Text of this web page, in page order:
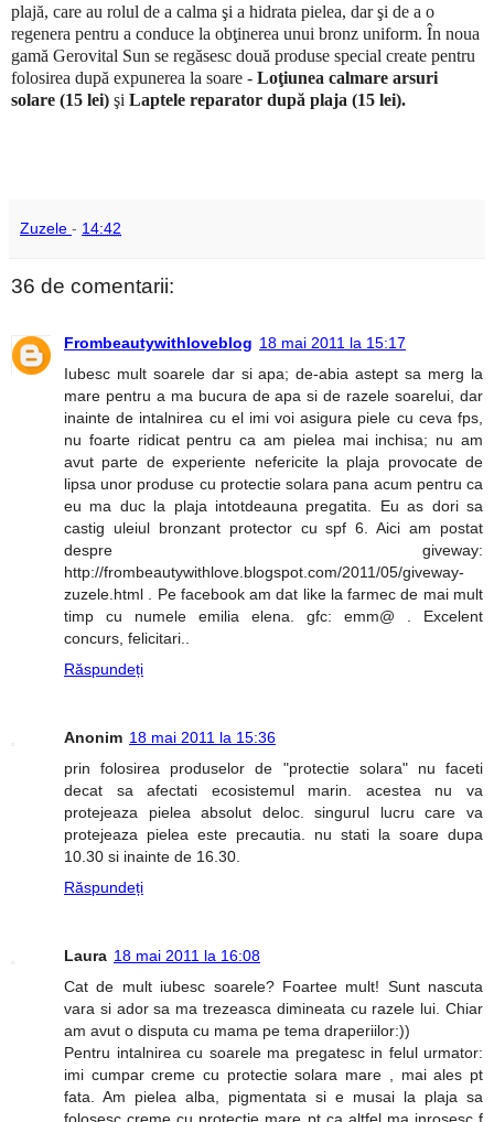
plajă, care au rolul de a calma şi a hidrata pielea, dar şi de a o
regenera pentru a conduce la obţinerea unui bronz uniform. În noua
gamă Gerovital Sun se regăsesc două produse special create pentru
folosirea după expunerea la soare - Loţiunea calmare arsuri
solare (15 lei) şi Laptele reparator după plaja (15 lei).
Zuzele - 14:42
36 de comentarii:
Frombeautywithloveblog 18 mai 2011 la 15:17
Iubesc mult soarele dar si apa; de-abia astept sa merg la
mare pentru a ma bucura de apa si de razele soarelui, dar
inainte de intalnirea cu el imi voi asigura piele cu ceva fps,
nu foarte ridicat pentru ca am pielea mai inchisa; nu am
avut parte de experiente nefericite la plaja provocate de
lipsa unor produse cu protectie solara pana acum pentru ca
eu ma duc la plaja intotdeauna pregatita. Eu as dori sa
castig uleiul bronzant protector cu spf 6. Aici am postat
despre giveway:
http://frombeautywithlove.blogspot.com/2011/05/giveway-
zuzele.html . Pe facebook am dat like la farmec de mai mult
timp cu numele emilia elena. gfc: emm@ . Excelent
concurs, felicitari..
Răspundeți
Anonim 18 mai 2011 la 15:36
prin folosirea produselor de "protectie solara" nu faceti
decat sa afectati ecosistemul marin. acestea nu va
protejeaza pielea absolut deloc. singurul lucru care va
protejeaza pielea este precautia. nu stati la soare dupa
10.30 si inainte de 16.30.
Răspundeți
Laura 18 mai 2011 la 16:08
Cat de mult iubesc soarele? Foartee mult! Sunt nascuta
vara si ador sa ma trezeasca dimineata cu razele lui. Chiar
am avut o disputa cu mama pe tema draperiilor:))
Pentru intalnirea cu soarele ma pregatesc in felul urmator:
imi cumpar creme cu protectie solara mare , mai ales pt
fata. Am pielea alba, pigmentata si e musai la plaja sa